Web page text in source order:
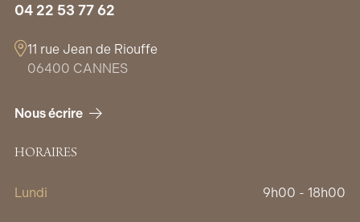
04 22 53 77 62
11 rue Jean de Riouffe
06400 CANNES
Nous écrire
HORAIRES
Lundi 9h00 - 18h00